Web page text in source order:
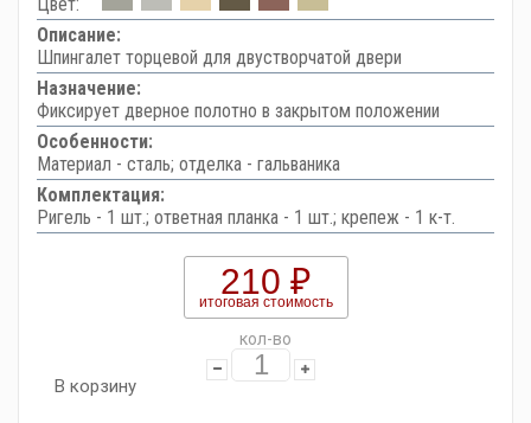
Описание:
Шпингалет торцевой для двустворчатой двери
Назначение:
Фиксирует дверное полотно в закрытом положении
Особенности:
Материал - сталь; отделка - гальваника
Комплектация:
Ригель - 1 шт.; ответная планка - 1 шт.; крепеж - 1 к-т.
210 ₽
итоговая стоимость
кол-во
В корзину